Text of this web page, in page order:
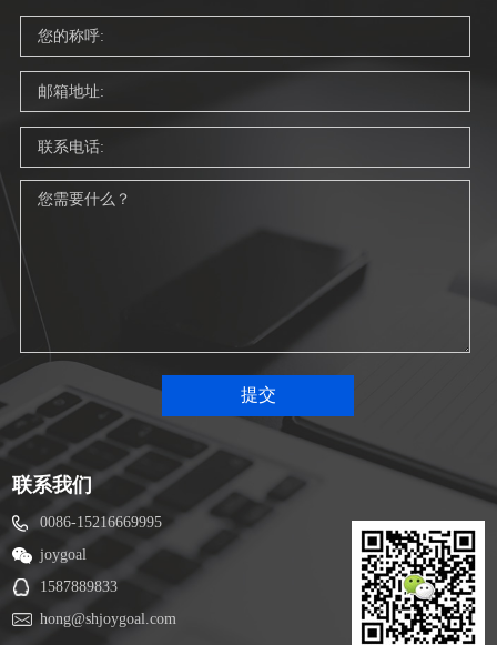
联系我们
0086-15216669995
joygoal
1587889833
hong@shjoygoal.com